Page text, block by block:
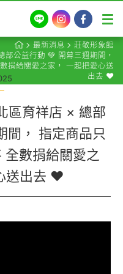
LINE InstagramFacebook
最新消息
莊敬形象館
公益行動 💚 開幕三週期間，
捐給關愛之家， 一起把愛心送
出去 ❤️
區育祥店 × 總部
間， 指定商品只
數捐給關愛之
送出去 ❤️